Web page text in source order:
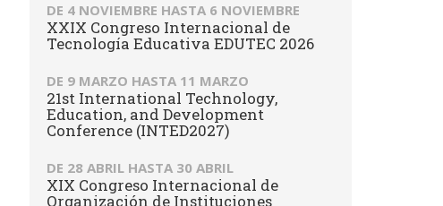
DE 4 NOVIEMBRE HASTA 6 NOVIEMBRE
XXIX Congreso Internacional de
Tecnología Educativa EDUTEC 2026
DE 9 MARZO HASTA 11 MARZO
21st International Technology,
Education, and Development
Conference (INTED2027)
DE 28 ABRIL HASTA 30 ABRIL
XIX Congreso Internacional de
Organización de Instituciones